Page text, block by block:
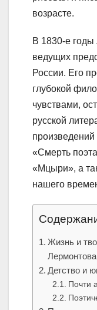
возрасте.
В 1830-е годы
ведущих
России. Его
глубокой
чувствами,
русской
«Смерть
«Мцыри», а
нашего
Жизнь и
Лермонтова
Детство и
Почти